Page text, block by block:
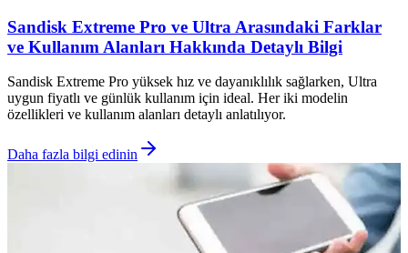
Sandisk Extreme Pro ve Ultra Arasındaki Farklar
ve Kullanım Alanları Hakkında Detaylı Bilgi
Sandisk Extreme Pro yüksek hız ve dayanıklılık sağlarken, Ultra
uygun fiyatlı ve günlük kullanım için ideal. Her iki modelin
özellikleri ve kullanım alanları detaylı anlatılıyor.
Daha fazla bilgi edinin